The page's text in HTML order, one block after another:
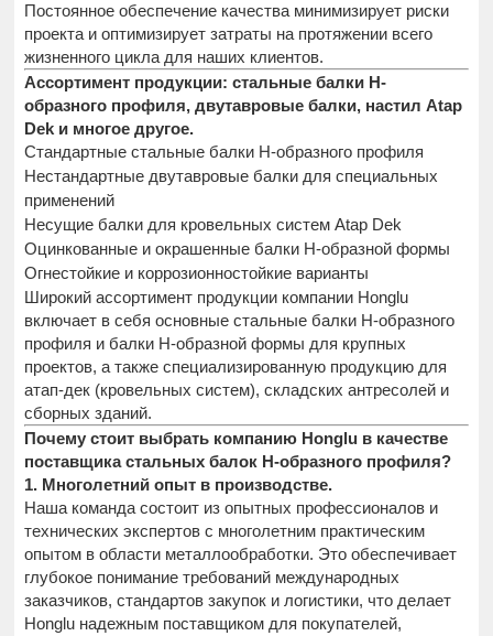
Постоянное обеспечение качества минимизирует риски
проекта и оптимизирует затраты на протяжении всего
жизненного цикла для наших клиентов.
Ассортимент продукции: стальные балки H-
образного профиля, двутавровые балки, настил Atap
Dek и многое другое.
Стандартные стальные балки H-образного профиля
Нестандартные двутавровые балки для специальных
применений
Несущие балки для кровельных систем Atap Dek
Оцинкованные и окрашенные балки H-образной формы
Огнестойкие и коррозионностойкие варианты
Широкий ассортимент продукции компании Honglu
включает в себя основные стальные балки H-образного
профиля и балки H-образной формы для крупных
проектов, а также специализированную продукцию для
атап-дек (кровельных систем), складских антресолей и
сборных зданий.
Почему стоит выбрать компанию Honglu в качестве
поставщика стальных балок H-образного профиля?
1. Многолетний опыт в производстве.
Наша команда состоит из опытных профессионалов и
технических экспертов с многолетним практическим
опытом в области металлообработки. Это обеспечивает
глубокое понимание требований международных
заказчиков, стандартов закупок и логистики, что делает
Honglu надежным поставщиком для покупателей,